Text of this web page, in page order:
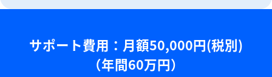
サポート費用：⽉額50,000円(税別)
（年間60万円）